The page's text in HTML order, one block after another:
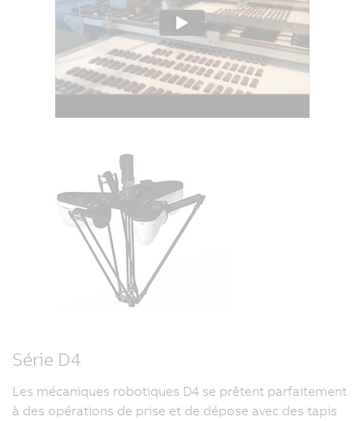
Série D4
Les mécaniques robotiques D4 se prêtent parfaitement
à des opérations de prise et de dépose avec des tapis